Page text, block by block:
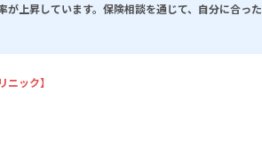
上昇しています。保険相談を通じて、自分に合った
ック】